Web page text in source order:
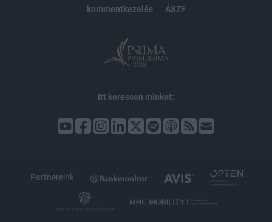
kommentkezelés
ÁSZF
Itt keressen minket:
Partnereink